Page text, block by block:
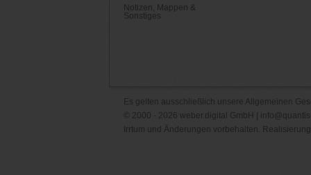
Notizen, Mappen &
Sonstiges
Es gelten ausschließlich unsere Allgemeinen
© 2000 - 2026 weber.digital GmbH |
Irrtum und Änderungen vorbehalten.